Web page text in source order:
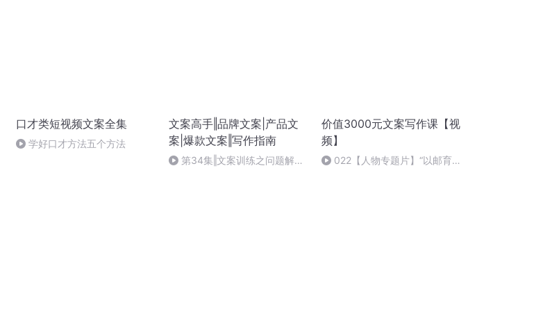
口才类短视频文案全集
学好口才方法五个方法
文案高手‖品牌文案|产品文
案|爆款文案‖写作指南
第34集‖文案训练之问题解决
价值3000元文案写作课【视
频】
022【人物专题片】“以邮育